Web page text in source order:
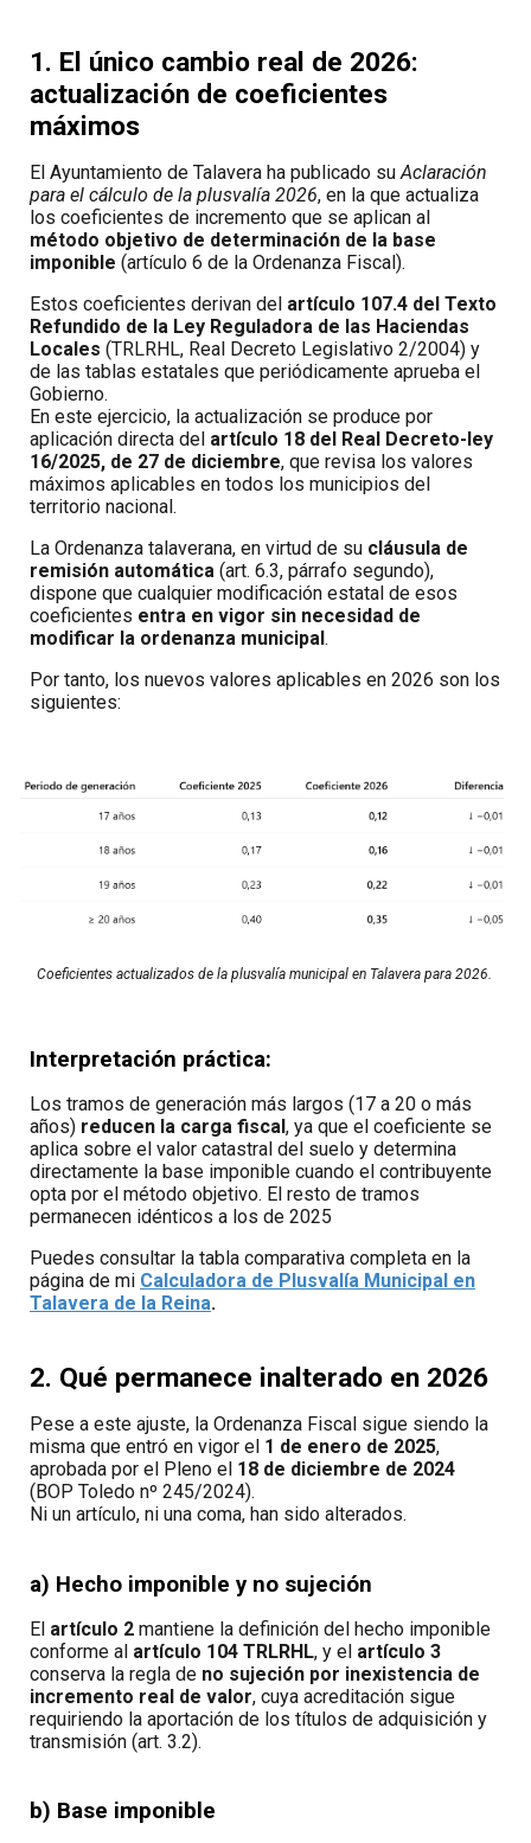
1. El único cambio real de 2026:
actualización de coeficientes
máximos
El Ayuntamiento de Talavera ha publicado suAclaración
para el cálculo de la plusvalía 2026, en la que actualiza
los coeficientes de incremento que se aplican al
método objetivo de determinación de la base
imponible (artículo 6 de la Ordenanza Fiscal).
Estos coeficientes derivan del artículo 107.4 del Texto
Refundido de la Ley Reguladora de las Haciendas
Locales (TRLRHL, Real Decreto Legislativo 2/2004) y
de las tablas estatales que periódicamente aprueba el
Gobierno.
En este ejercicio, la actualización se produce por
aplicación directa del artículo 18 del Real Decreto-ley
16/2025, de 27 de diciembre, que revisa los valores
máximos aplicables en todos los municipios del
territorio nacional.
La Ordenanza talaverana, en virtud de su cláusula de
remisión automática (art. 6.3, párrafo segundo),
dispone que cualquier modificación estatal de esos
coeficientes entra en vigor sin necesidad de
modificar la ordenanza municipal.
Por tanto, los nuevos valores aplicables en 2026 son los
siguientes:
Coeficientes actualizados de la plusvalía municipal en Talavera para 2026.
Interpretación práctica:
Los tramos de generación más largos (17 a 20 o más
años) reducen la carga fiscal, ya que el coeficiente se
aplica sobre el valor catastral del suelo y determina
directamente la base imponible cuando el contribuyente
opta por el método objetivo. El resto de tramos
permanecen idénticos a los de 2025
Puedes consultar la tabla comparativa completa en la
página de mi Calculadora de Plusvalía Municipal en
Talavera de la Reina.
2. Qué permanece inalterado en 2026
Pese a este ajuste, la Ordenanza Fiscal sigue siendo la
misma que entró en vigor el 1 de enero de 2025,
aprobada por el Pleno el 18 de diciembre de 2024
(BOP Toledo nº 245/2024).
Ni un artículo, ni una coma, han sido alterados.
a) Hecho imponible y no sujeción
El artículo 2 mantiene la definición del hecho imponible
conforme al artículo 104 TRLRHL, y el artículo 3
conserva la regla de no sujeción por inexistencia de
incremento real de valor, cuya acreditación sigue
requiriendo la aportación de los títulos de adquisición y
transmisión (art. 3.2).
b) Base imponible